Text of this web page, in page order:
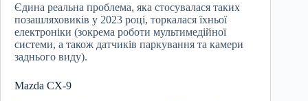
Єдина реальна проблема, яка стосувалася таких
позашляховиків у 2023 році, торкалася їхньої
електроніки (зокрема роботи мультимедійної
системи, а також датчиків паркування та камери
заднього виду).
Mazda CX-9